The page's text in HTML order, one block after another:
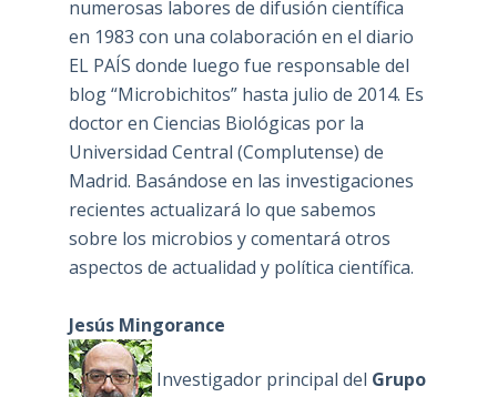
numerosas labores de difusión científica
en 1983 con una colaboración en el diario
EL PAÍS donde luego fue responsable del
blog “Microbichitos” hasta julio de 2014. Es
doctor en Ciencias Biológicas por la
Universidad Central (Complutense) de
Madrid. Basándose en las investigaciones
recientes actualizará lo que sabemos
sobre los microbios y comentará otros
aspectos de actualidad y política científica.
Jesús Mingorance
Investigador principal del Grupo